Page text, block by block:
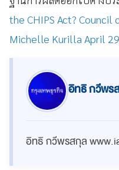
the CHIPS Act?
Michelle Kurilla April
อิทธิ กวีพร
อิทธิ กวีพรสกุล